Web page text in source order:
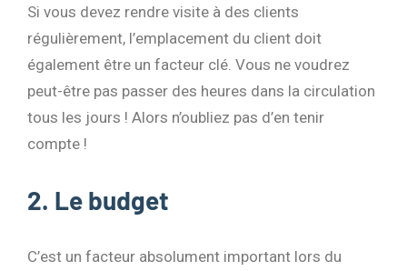
Si vous devez rendre visite à des clients
régulièrement, l’emplacement du client doit
également être un facteur clé. Vous ne voudrez
peut-être pas passer des heures dans la circulation
tous les jours ! Alors n’oubliez pas d’en tenir
compte !
2. Le budget
C’est un facteur absolument important lors du